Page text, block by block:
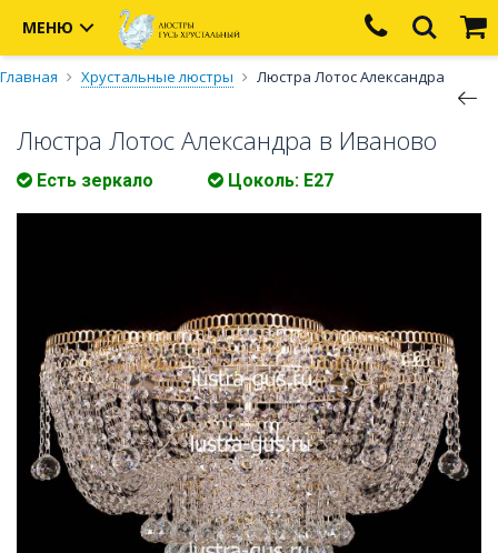
МЕНЮ
Главная Хрустальные люстры Люстра Лотос Александра
Люстра Лотос Александра в Иваново
Есть зеркало Цоколь: Е27